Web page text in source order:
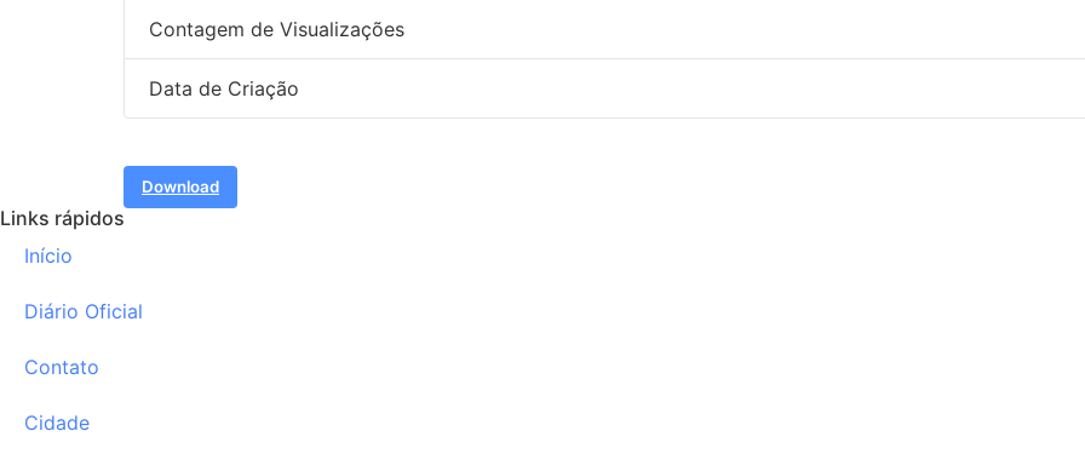
Contagem de Visualizações
Data de Criação
Download
Links rápidos
Início
Diário Oficial
Contato
Cidade